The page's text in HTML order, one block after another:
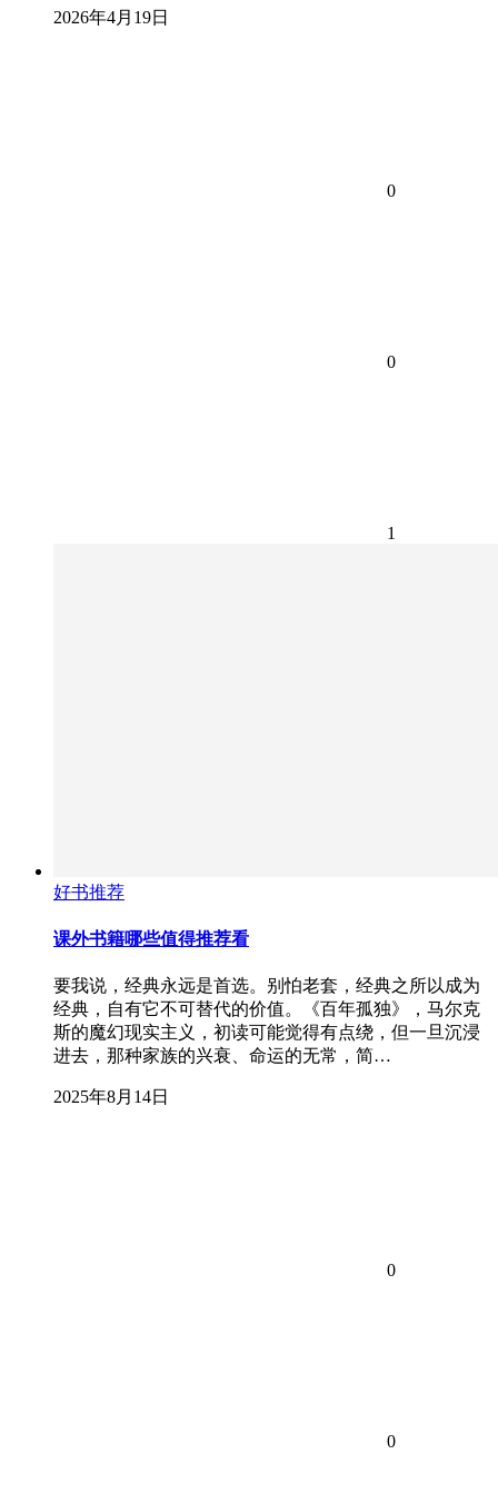
2026年4月19日
0
0
1
好书推荐
课外书籍哪些值得推荐看
要我说，经典永远是首选。别怕老套，经典之所以成为
经典，自有它不可替代的价值。《百年孤独》，马尔克
斯的魔幻现实主义，初读可能觉得有点绕，但一旦沉浸
进去，那种家族的兴衰、命运的无常，简…
2025年8月14日
0
0